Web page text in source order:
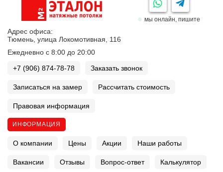
мы онлайн, пишите
Адрес офиса:
Тюмень, улица Локомотивная, 116
Ежедневно с 8:00 до 20:00
+7 (906) 874-78-78
Заказать звонок
Записаться на замер Рассчитать стоимость
Правовая информация
ИНФОРМАЦИЯ
О компании Цены Акции Наши работы
Вакансии Отзывы Вопрос-ответ Калькулятор